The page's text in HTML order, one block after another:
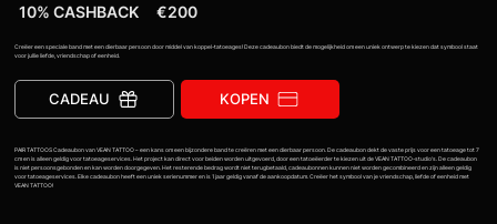
10% CASHBACK €200
Creëer een speciale band met een dierbaar persoon door middel van koppel-tatoeages! Deze cadeaubon biedt de mogelijkheid om een uniek ontwerp te kiezen dat symbool staat
voor jullie liefde, vriendschap of eenheid.
CADEAU KOPEN
PAIR TATTOOS Cadeaubon van VEAN TATTOO – een kans om een bijzondere band te creëren met een dierbaar persoon. De cadeaubon dekt de vaste prijs voor een tatoeage tot 7
cm en is alleen geldig voor tatoeageservices. Het project kan direct voor beiden worden uitgevoerd, door een tatoeëerder te kiezen uit de VEAN TATTOO-studio's. De cadeaubon
is niet persoonsgebonden en kan worden doorgegeven. Het resterende bedrag wordt niet terugbetaald, cadeaubonnen kunnen niet worden gecombineerd en zijn alleen geldig
voor tatoeageservices. Elke cadeaubon heeft een uniek serienummer en is 1 jaar geldig vanaf de aankoopdatum. Creëer het symbool van je vriendschap, liefde of eenheid met
VEAN TATTOO!